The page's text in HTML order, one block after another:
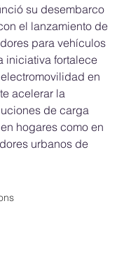
su desembarco
el lanzamiento de
para vehículos
iniciativa fortalece
en
acelerar la
de carga
hogares como en
urbanos de